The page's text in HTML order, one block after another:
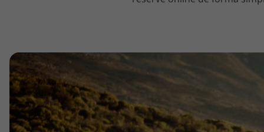
topatlantico@topatlantico.com